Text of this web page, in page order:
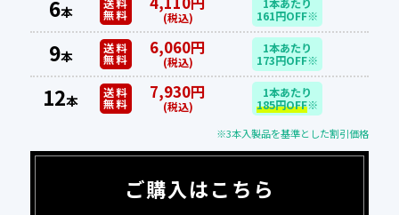
6本 送料
無料 (税込)
1本あたり
161円OFF※
9本 送料
無料
6,060円
(税込)
1本あたり
173円OFF※
12本 送料
無料
7,930円
(税込)
1本あたり
185円OFF※
※3本入製品を基準とした割引価格
ご購入はこちら